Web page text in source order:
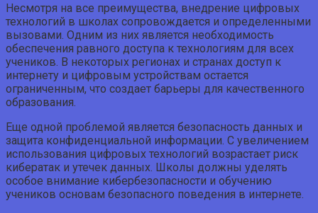
Несмотря на все преимущества, внедрение цифровых
технологий в школах сопровождается и определенными
вызовами. Одним из них является необходимость
обеспечения равного доступа к технологиям для всех
учеников. В некоторых регионах и странах доступ к
интернету и цифровым устройствам остается
ограниченным, что создает барьеры для качественного
образования.
Еще одной проблемой является безопасность данных и
защита конфиденциальной информации. С увеличением
использования цифровых технологий возрастает риск
кибератак и утечек данных. Школы должны уделять
особое внимание кибербезопасности и обучению
учеников основам безопасного поведения в интернете.